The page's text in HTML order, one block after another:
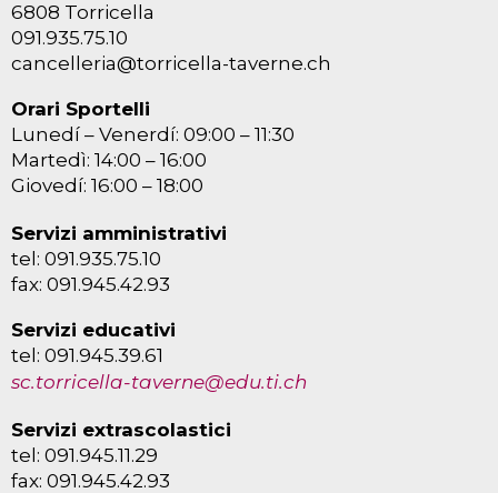
6808 Torricella
091.935.75.10
cancelleria@torricella-taverne.ch
Orari Sportelli
Lunedí – Venerdí: 09:00 – 11:30
Martedì: 14:00 – 16:00
Giovedí: 16:00 – 18:00
Servizi amministrativi
tel: 091.935.75.10
fax: 091.945.42.93
Servizi educativi
tel: 091.945.39.61
sc.torricella-taverne@edu.ti.ch
Servizi extrascolastici
tel: 091.945.11.29
fax: 091.945.42.93